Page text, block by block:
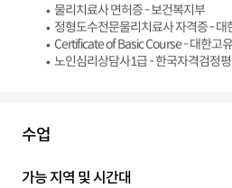
물리치료사 면허증 - 보건복지부
정형도수전문물리치료사 자격증 -
Certificate of Basic Course - 대한고
노인심리상담사1급 - 한국자격검정
수업
가능 지역 및 시간대